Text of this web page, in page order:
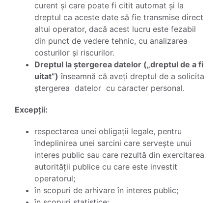
curent și care poate fi citit automat și la
dreptul ca aceste date să fie transmise direct
altui operator, dacă acest lucru este fezabil
din punct de vedere tehnic, cu analizarea
costurilor și riscurilor.
Dreptul la ștergerea datelor („dreptul de a fi
uitat”) înseamnă că aveți dreptul de a solicita
ștergerea datelor cu caracter personal.
Excepții:
respectarea unei obligații legale, pentru
îndeplinirea unei sarcini care servește unui
interes public sau care rezultă din exercitarea
autorității publice cu care este investit
operatorul;
în scopuri de arhivare în interes public;